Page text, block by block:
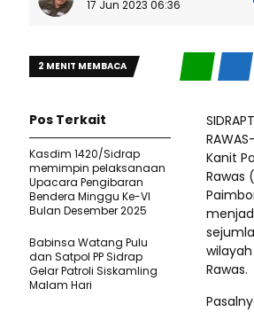
17 Jun 2023 06:36
2 MENIT MEMBACA
Kanit
Rawas
Rawas.
Pos Terkait
Kasdim 1420/Sidrap
memimpin pelaksanaan
Upacara Pengibaran
Bendera Minggu Ke-VI
Bulan Desember 2025
Babinsa Watang Pulu
dan Satpol PP Sidrap
Gelar Patroli Siskamling
Malam Hari